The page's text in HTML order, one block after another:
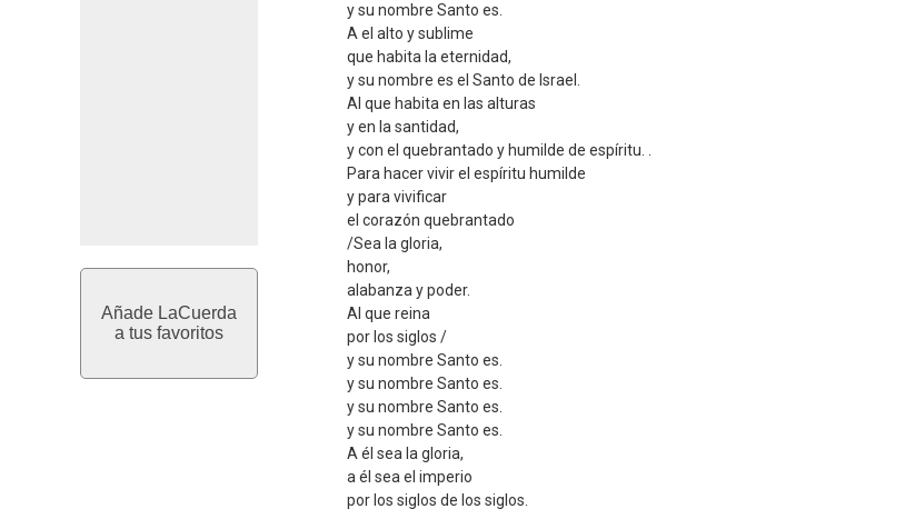
Añade LaCuerda
a tus favoritos
y su nombre Santo es.
A el alto y sublime
que habita la eternidad,
y su nombre es el Santo de Israel.
Al que habita en las alturas
y en la santidad,
y con el quebrantado y humilde de espíritu. .
Para hacer vivir el espíritu humilde
y para vivificar
el corazón quebrantado
/Sea la gloria,
honor,
alabanza y poder.
Al que reina
por los siglos /
y su nombre Santo es.
y su nombre Santo es.
y su nombre Santo es.
y su nombre Santo es.
A él sea la gloria,
a él sea el imperio
por los siglos de los siglos.